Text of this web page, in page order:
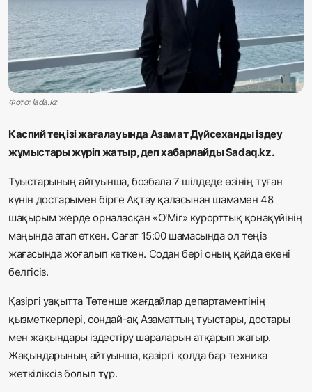
Жаңалықтар
Қоғам
Спорт
Журналистік зерттеу
Қазақ тілі
Фото: lada.kz
Каспий теңізі жағалауында Азамат Дүйсеханды іздеу
жұмыстары жүріп жатыр, деп хабарлайдыSadaq.kz.
Туыстарының айтуынша, бозбала 7 шілдеде өзінің туған
күнін достарымен бірге Ақтау қаласынан шамамен 48
шақырым жерде орналасқан «O'Mir» курорттық қонақүйінің
маңында атап өткен. Сағат 15:00 шамасында ол теңіз
жағасында жоғалып кеткен. Содан бері оның қайда екені
белгісіз.
Қазіргі уақытта Төтенше жағдайлар департаментінің
қызметкерлері, сондай-ақ Азаматтың туыстары, достары
мен жақындары іздестіру шараларын атқарып жатыр.
Жақындарының айтуынша, қазіргі қолда бар техника
жеткіліксіз болып тұр.